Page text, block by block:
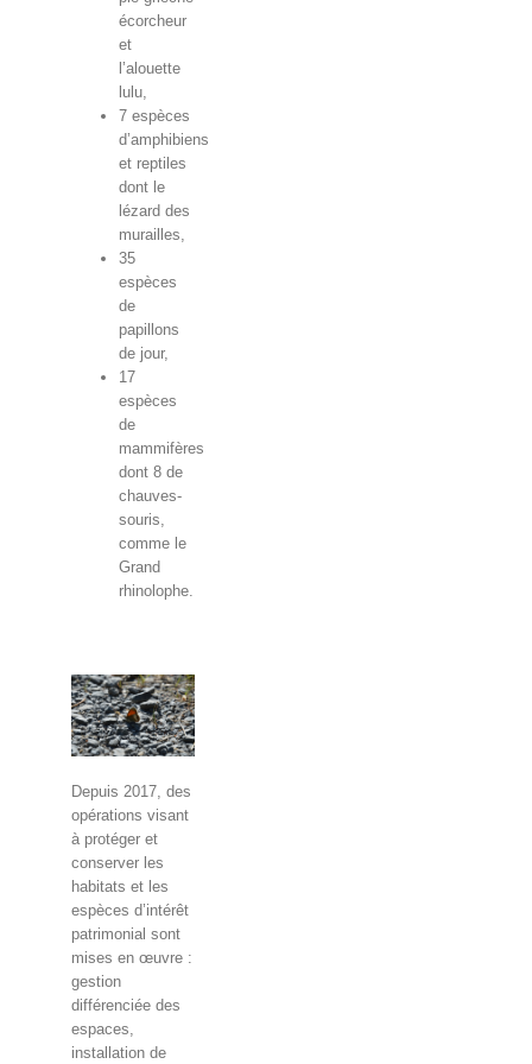
écorcheur
et
l’alouette
lulu,
7 espèces
d’amphibiens
et reptiles
dont le
lézard des
murailles,
35
espèces
de
papillons
de jour,
17
espèces
de
mammifères
dont 8 de
chauves-
souris,
comme le
Grand
rhinolophe.
Depuis 2017, des
opérations visant
à protéger et
conserver les
habitats et les
espèces d’intérêt
patrimonial sont
mises en œuvre :
gestion
différenciée des
espaces,
installation de